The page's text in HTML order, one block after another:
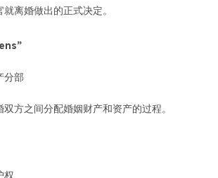
离婚做出的正式决定。
分部
方之间分配婚姻财产和资产的过程。
权